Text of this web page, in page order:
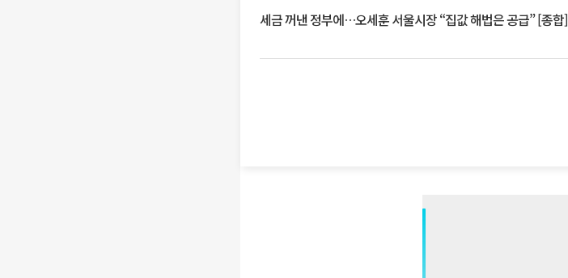
세금 꺼낸 정부에…오세훈 서울시장 “집값 해법은 공급” [종합]